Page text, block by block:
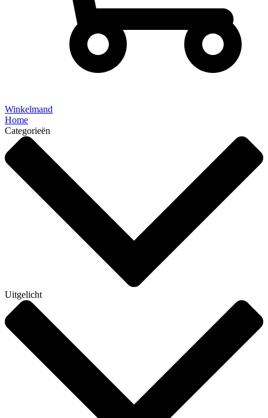
Winkelmand
Home
Categorieën
Uitgelicht